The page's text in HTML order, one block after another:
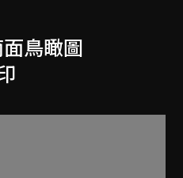
鳥瞰圖